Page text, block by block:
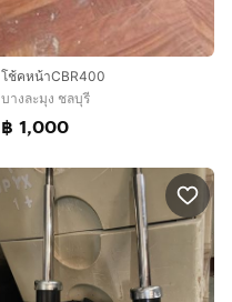
โช้คหน้าCBR400
บางละมุง ชลบุรี
฿ 1,000